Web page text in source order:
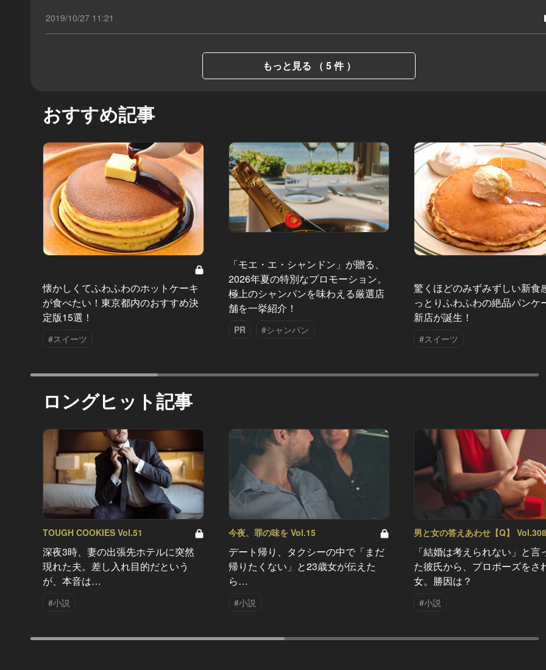
2019/10/27 11:21
もっと見る （ 5 件 ）
おすすめ記事
懐かしくてふわふわのホットケーキ
が食べたい！東京都内のおすすめ決
定版15選！
#スイーツ
「モエ・エ・シャンドン」が贈る、
2026年夏の特別なプロモーション。
極上のシャンパンを味わえる厳選店
舗を一挙紹介！
PR #シャンパン
驚くほどのみずみずしい新食
っとりふわふわの絶品パンケ
新店が誕生！
#スイーツ
ロングヒット記事
TOUGH COOKIES Vol.51
深夜3時、妻の出張先ホテルに突然
現れた夫。差し入れ目的だという
が、本音は…
#小説
今夜、罪の味を Vol.15
デート帰り、タクシーの中で「まだ
帰りたくない」と23歳女が伝えた
ら…
#小説
男と女の答えあわせ【Q】
「結婚は考えられない」と言
た彼氏から、プロポーズをさ
女。勝因は？
#小説